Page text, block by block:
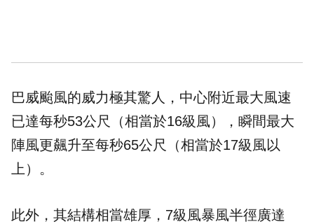
巴威颱風的威力極其驚人，中心附近最大風速
已達每秒53公尺（相當於16級風），瞬間最大
陣風更飆升至每秒65公尺（相當於17級風以
上）。
此外，其結構相當雄厚，7級風暴風半徑廣達